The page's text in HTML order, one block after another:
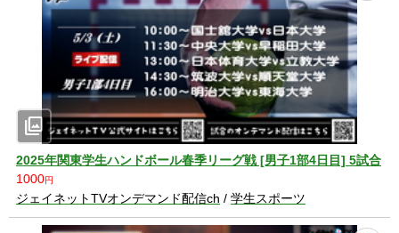
photo_library
2025年関東学生ハンドボール春季リーグ戦 [男子1部4日目] 5試合
1000円
ジェイネットTVオンデマンド配信ch / 学生スポーツ